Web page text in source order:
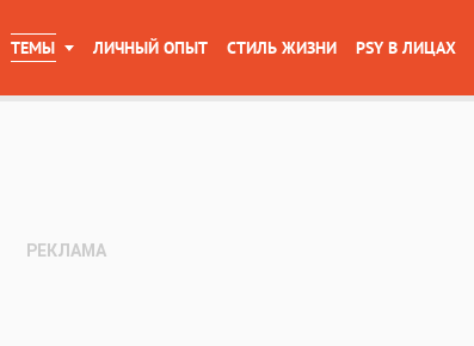
ТЕМЫ ЛИЧНЫЙ ОПЫТ СТИЛЬ ЖИЗНИ PSY В ЛИЦАХ